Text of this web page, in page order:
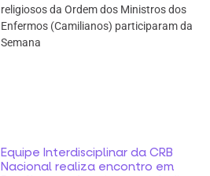
religiosos da Ordem dos Ministros dos
Enfermos (Camilianos) participaram da
Semana
Equipe Interdisciplinar da CRB
Nacional realiza encontro em